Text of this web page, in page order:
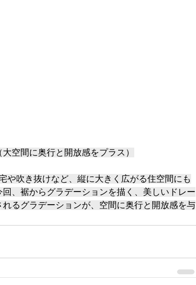
空間に奥行と開放感をプラス）
や吹き抜けなど、縦に大きく広がる住空間にも
、裾からグラデーションを描く、美しいドレー
るグラデーションが、空間に奥行と開放感を与